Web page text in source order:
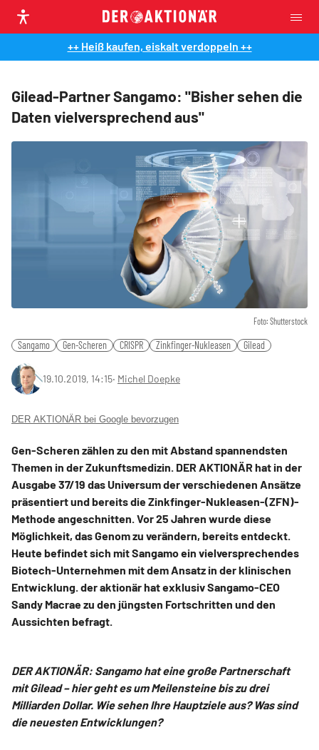
++ Heiß kaufen, eiskalt verdoppeln ++
Gilead-Partner Sangamo: "Bisher sehen die
Daten vielversprechend aus"
Foto: Shutterstock
Sangamo Gen-Scheren CRISPR Zinkfinger-Nukleasen Gilead
19.10.2019, 14:15‧ Michel Doepke
DER AKTIONÄR bei Google bevorzugen
Gen-Scheren zählen zu den mit Abstand spannendsten
Themen in der Zukunftsmedizin. DER AKTIONÄR hat in der
Ausgabe 37/19 das Universum der verschiedenen Ansätze
präsentiert und bereits die Zinkfinger-Nukleasen-(ZFN)-
Methode angeschnitten. Vor 25 Jahren wurde diese
Möglichkeit, das Genom zu verändern, bereits entdeckt.
Heute befindet sich mit Sangamo ein vielversprechendes
Biotech-Unternehmen mit dem Ansatz in der klinischen
Entwicklung. der aktionär hat exklusiv Sangamo-CEO
Sandy Macrae zu den jüngsten Fortschritten und den
Aussichten befragt.
DER AKTIONÄR: Sangamo hat eine große Partnerschaft
mit Gilead – hier geht es um Meilensteine bis zu drei
Milliarden Dollar. Wie sehen Ihre Hauptziele aus? Was sind
die neuesten Entwicklungen?